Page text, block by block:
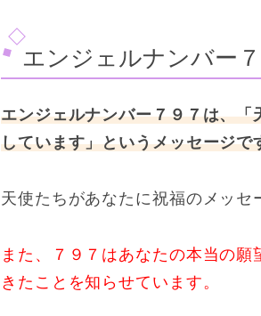
エンジェルナンバー
エンジェルナンバー７９７は、
しています」というメッセージで
天使たちがあなたに祝福のメッセ
また、７９７はあなたの本当の
きたことを知らせています。